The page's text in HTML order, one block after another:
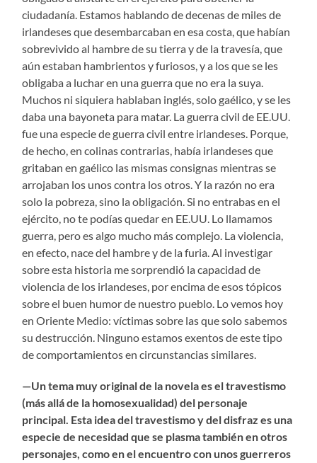
ciudadanía. Estamos hablando de decenas de miles de
irlandeses que desembarcaban en esa costa, que habían
sobrevivido al hambre de su tierra y de la travesía, que
aún estaban hambrientos y furiosos, y a los que se les
obligaba a luchar en una guerra que no era la suya.
Muchos ni siquiera hablaban inglés, solo gaélico, y se les
daba una bayoneta para matar. La guerra civil de EE.UU.
fue una especie de guerra civil entre irlandeses. Porque,
de hecho, en colinas contrarias, había irlandeses que
gritaban en gaélico las mismas consignas mientras se
arrojaban los unos contra los otros. Y la razón no era
solo la pobreza, sino la obligación. Si no entrabas en el
ejército, no te podías quedar en EE.UU. Lo llamamos
guerra, pero es algo mucho más complejo. La violencia,
en efecto, nace del hambre y de la furia. Al investigar
sobre esta historia me sorprendió la capacidad de
violencia de los irlandeses, por encima de esos tópicos
sobre el buen humor de nuestro pueblo. Lo vemos hoy
en Oriente Medio: víctimas sobre las que solo sabemos
su destrucción. Ninguno estamos exentos de este tipo
de comportamientos en circunstancias similares.
—Un tema muy original de la novela es el travestismo
(más allá de la homosexualidad) del personaje
principal. Esta idea del travestismo y del disfraz es una
especie de necesidad que se plasma también en otros
personajes, como en el encuentro con unos guerreros